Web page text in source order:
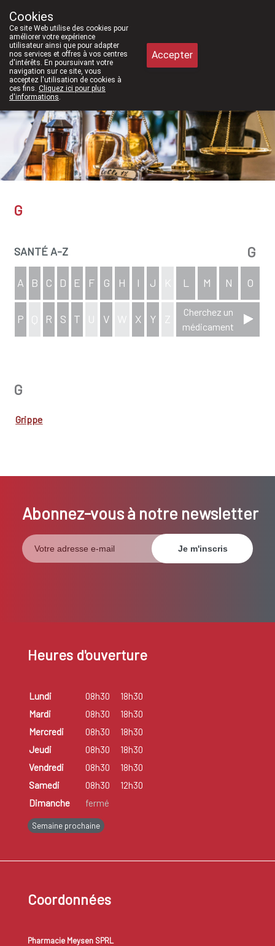
Aujourd'hui A présent
G
SANTÉ A-Z G
A B C D E F G H I J K L M N O
P Q R S T U V W X Y Z
Cherchez un
médicament
G
Grippe
Abonnez-vous à notre newsletter
Heures d'ouverture
Lundi 08h30
18h30
Mardi
08h30
18h30
Mercredi
08h30
18h30
Jeudi
08h30
18h30
Vendredi
08h30
18h30
Samedi
08h30
12h30
Dimanche
fermé
Semaine prochaine
Coordonnées
Pharmacie Meysen SPRL
Cookies
Ce site Web utilise des cookies pour
améliorer votre expérience
utilisateur ainsi que pour adapter
nos services et offres à vos centres
d'intérêts. En poursuivant votre
navigation sur ce site, vous
acceptez l'utilisation de cookies à
ces fins. Cliquez ici pour plus
d'informations.
Accepter